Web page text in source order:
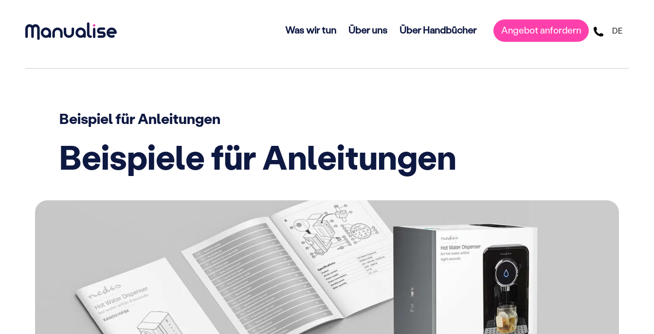
Hauptnavigation Was wir tun Über uns Über Handbücher Angebot anfordern DE
Beispiel für Anleitungen
Beispiele für Anleitungen